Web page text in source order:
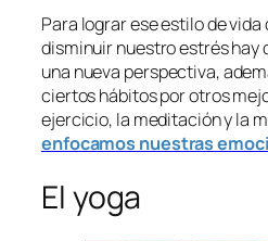
Para lograr ese estilo de
disminuir nuestro estrés hay
una nueva perspectiva,
ciertos hábitos por otros
ejercicio, la meditación y la
enfocamos nuestras
El yoga